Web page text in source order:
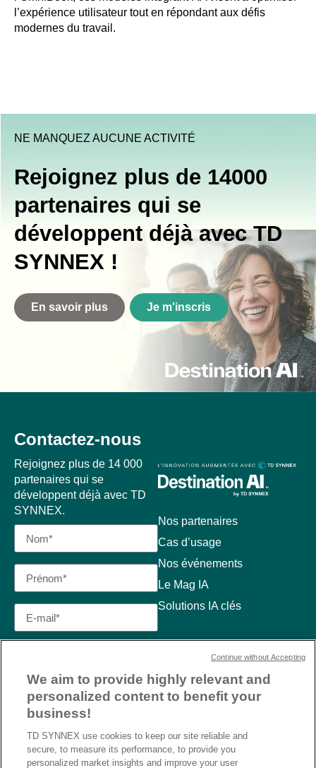
l’expérience utilisateur tout en répondant aux défis
modernes du travail.
NE MANQUEZ AUCUNE ACTIVITÉ
Rejoignez plus de 14000
partenaires qui se
développent déjà avec TD
SYNNEX !
En savoir plus Je m'inscris
Nos partenaires
Cas d’usage
Nos événements
Le Mag IA
Solutions IA clés
Contactez-nous
Rejoignez plus de 14 000
partenaires qui se
développent déjà avec TD
SYNNEX.
We aim to provide highly relevant and
personalized content to benefit your
business!
TD SYNNEX use cookies to keep our site reliable and
secure, to measure its performance, to provide you
personalized market insights and improve your user
Continue without Accepting